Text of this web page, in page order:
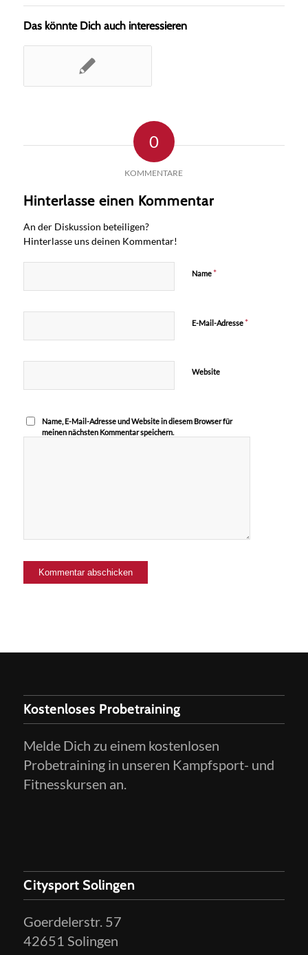
Das könnte Dich auch interessieren
0
KOMMENTARE
Hinterlasse einen Kommentar
An der Diskussion beteiligen?
Hinterlasse uns deinen Kommentar!
Name*
E-Mail-Adresse*
Website
Name, E-Mail-Adresse und Website in diesem Browser für
meinen nächsten Kommentar speichern.
Kostenloses Probetraining
Melde Dich zu einem kostenlosen
Probetraining in unseren Kampfsport- und
Fitnesskursen an.
Citysport Solingen
Goerdelerstr. 57
42651 Solingen